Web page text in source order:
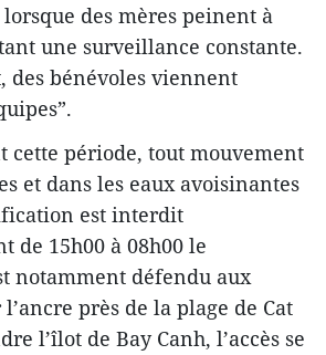
des mères peinent à
une surveillance constante.
bénévoles viennent
cette période, tout mouvement
et dans les eaux avoisinantes
est interdit
de 15h00 à 08h00 le
notamment défendu aux
près de la plage de Cat
l’îlot de Bay Canh, l’accès se